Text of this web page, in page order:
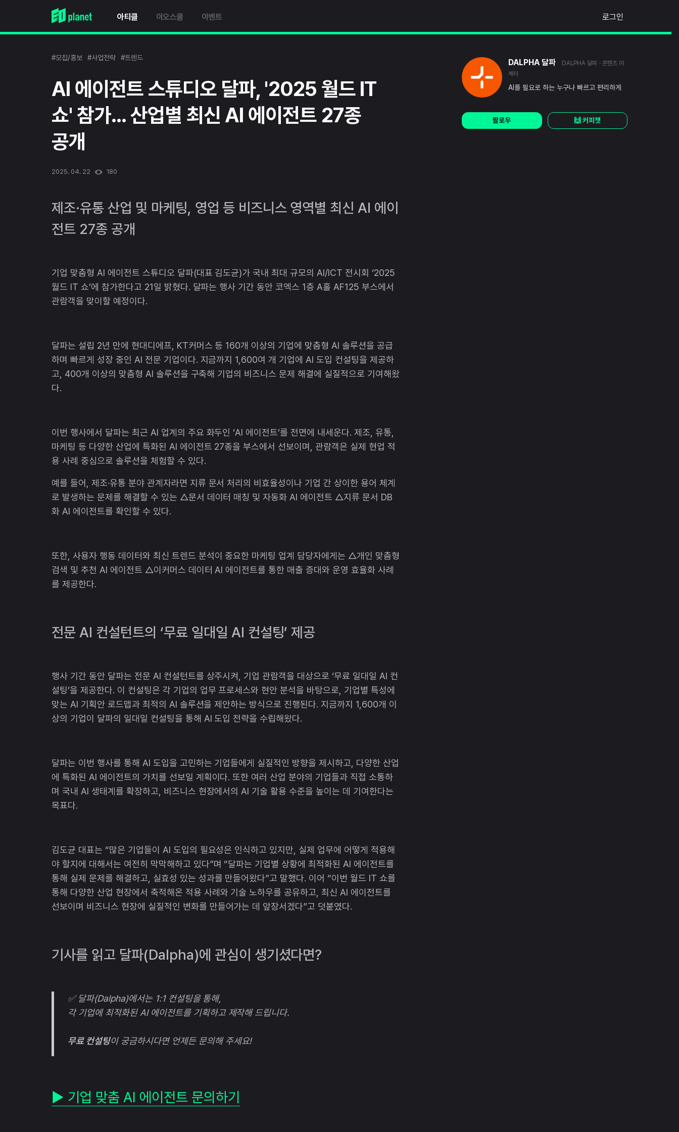
아티클 이오스쿨 이벤트 로그인
#모집/홍보 #사업전략 #트렌드
AI 에이전트 스튜디오 달파, '2025 월드 IT
쇼' 참가... 산업별 최신 AI 에이전트 27종
공개
2025. 04. 22 180
제조·유통 산업 및 마케팅, 영업 등 비즈니스 영역별 최신 AI 에이
전트 27종 공개
기업 맞춤형 AI 에이전트 스튜디오 달파(대표 김도균)가 국내 최대 규모의 AI/ICT 전시회 ‘2025
월드 IT 쇼’에 참가한다고 21일 밝혔다. 달파는 행사 기간 동안 코엑스 1층 A홀 AF125 부스에서
관람객을 맞이할 예정이다.
달파는 설립 2년 만에 현대디에프, KT커머스 등 160개 이상의 기업에 맞춤형 AI 솔루션을 공급
하며 빠르게 성장 중인 AI 전문 기업이다. 지금까지 1,600여 개 기업에 AI 도입 컨설팅을 제공하
고, 400개 이상의 맞춤형 AI 솔루션을 구축해 기업의 비즈니스 문제 해결에 실질적으로 기여해왔
다.
이번 행사에서 달파는 최근 AI 업계의 주요 화두인 ‘AI 에이전트’를 전면에 내세운다. 제조, 유통,
마케팅 등 다양한 산업에 특화된 AI 에이전트 27종을 부스에서 선보이며, 관람객은 실제 현업 적
용 사례 중심으로 솔루션을 체험할 수 있다.
예를 들어, 제조·유통 분야 관계자라면 지류 문서 처리의 비효율성이나 기업 간 상이한 용어 체계
로 발생하는 문제를 해결할 수 있는 △문서 데이터 매칭 및 자동화 AI 에이전트 △지류 문서 DB
화 AI 에이전트를 확인할 수 있다.
또한, 사용자 행동 데이터와 최신 트렌드 분석이 중요한 마케팅 업계 담당자에게는 △개인 맞춤형
검색 및 추천 AI 에이전트 △이커머스 데이터 AI 에이전트를 통한 매출 증대와 운영 효율화 사례
를 제공한다.
전문 AI 컨설턴트의 ‘무료 일대일 AI 컨설팅’ 제공
행사 기간 동안 달파는 전문 AI 컨설턴트를 상주시켜, 기업 관람객을 대상으로 ‘무료 일대일 AI 컨
설팅’을 제공한다. 이 컨설팅은 각 기업의 업무 프로세스와 현안 분석을 바탕으로, 기업별 특성에
맞는 AI 기획안 로드맵과 최적의 AI 솔루션을 제안하는 방식으로 진행된다. 지금까지 1,600개 이
상의 기업이 달파의 일대일 컨설팅을 통해 AI 도입 전략을 수립해왔다.
달파는 이번 행사를 통해 AI 도입을 고민하는 기업들에게 실질적인 방향을 제시하고, 다양한 산업
에 특화된 AI 에이전트의 가치를 선보일 계획이다. 또한 여러 산업 분야의 기업들과 직접 소통하
며 국내 AI 생태계를 확장하고, 비즈니스 현장에서의 AI 기술 활용 수준을 높이는 데 기여한다는
목표다.
김도균 대표는 “많은 기업들이 AI 도입의 필요성은 인식하고 있지만, 실제 업무에 어떻게 적용해
야 할지에 대해서는 여전히 막막해하고 있다”며 “달파는 기업별 상황에 최적화된 AI 에이전트를
통해 실제 문제를 해결하고, 실효성 있는 성과를 만들어왔다”고 말했다. 이어 “이번 월드 IT 쇼를
통해 다양한 산업 현장에서 축적해온 적용 사례와 기술 노하우를 공유하고, 최신 AI 에이전트를
선보이며 비즈니스 현장에 실질적인 변화를 만들어가는 데 앞장서겠다”고 덧붙였다.
기사를 읽고 달파(Dalpha)에 관심이 생기셨다면?
✅ 달파(Dalpha)에서는 1:1 컨설팅을 통해,
각 기업에 최적화된 AI 에이전트를 기획하고 제작해 드립니다.
무료 컨설팅이 궁금하시다면 언제든 문의해 주세요!
▶ 기업 맞춤 AI 에이전트 문의하기
DALPHA 달파 DALPHA 달파 · 콘텐츠 마
케터
AI를 필요로 하는 누구나 빠르고 편리하게
팔로우 🙌 커피챗